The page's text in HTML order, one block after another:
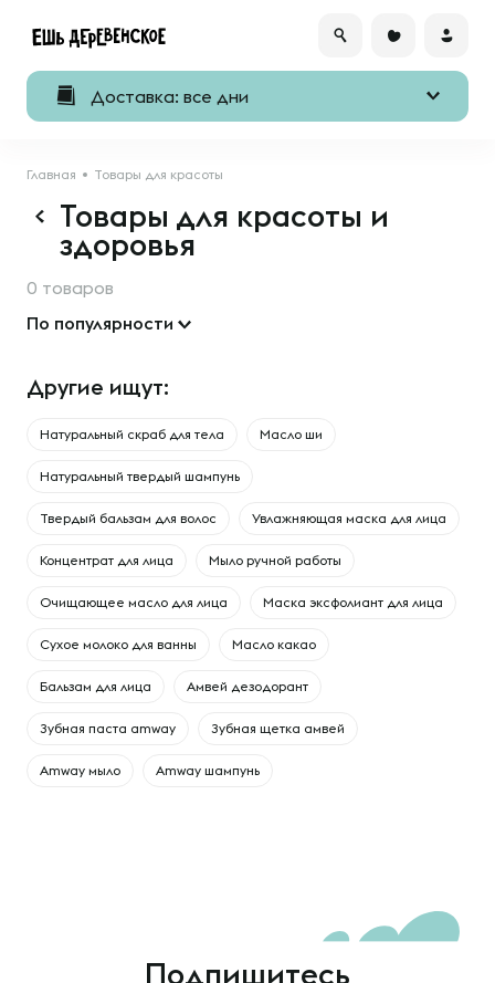
Доставка: все дни
Главная Товары для красоты
Товары для красоты и
здоровья
0 товаров
По популярности
Другие ищут:
Натуральный скраб для тела Масло ши
Натуральный твердый шампунь
Твердый бальзам для волос Увлажняющая маска для лица
Концентрат для лица Мыло ручной работы
Очищающее масло для лица Маска эксфолиант для лица
Сухое молоко для ванны Масло какао
Бальзам для лица Амвей дезодорант
Зубная паста amway Зубная щетка амвей
Amway мыло Amway шампунь
Подпишитесь